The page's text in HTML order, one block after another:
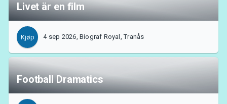
Support
Om Tickster
Livet är en film
Kjøp 4 sep 2026, Biograf Royal, Tranås
Football Dramatics